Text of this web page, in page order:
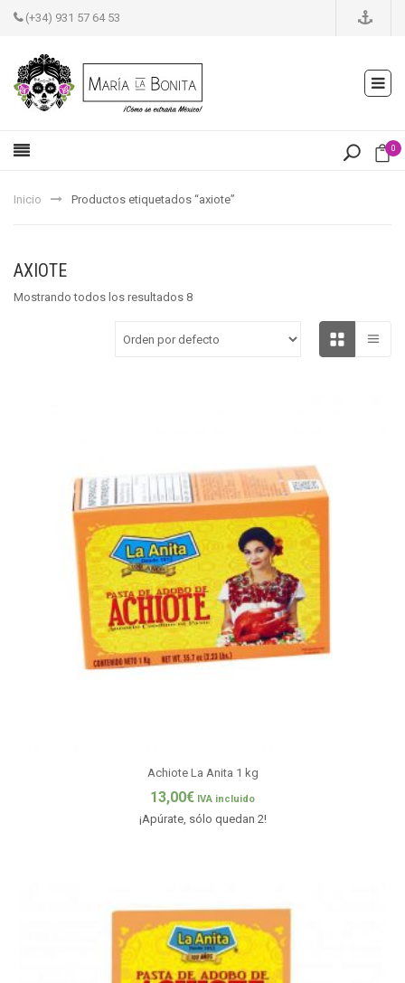
(+34) 931 57 64 53
0
Inicio Productos etiquetados “axiote”
AXIOTE
Mostrando todos los resultados 8
Achiote La Anita 1 kg
13,00€ IVA incluido
¡Apúrate, sólo quedan 2!